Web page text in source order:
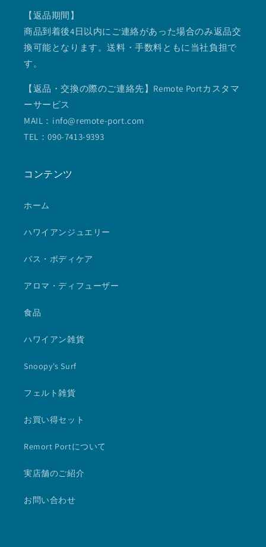
【返品期間】
商品到着後4日以内にご連絡があった場合のみ返品交
換可能となります。送料・手数料ともに当社負担で
す。
【返品・交換の際のご連絡先】Remote Portカスタマ
ーサービス
MAIL：info@remote-port.com
TEL：090-7413-9393
コンテンツ
ホーム
ハワイアンジュエリー
バス・ボディケア
アロマ・ディフューザー
食品
ハワイアン雑貨
Snoopy's Surf
フェルト雑貨
お買い得セット
Remort Portについて
実店舗のご紹介
お問い合わせ